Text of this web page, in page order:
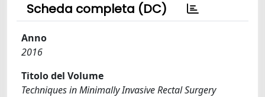
Scheda completa (DC)
Anno
2016
Titolo del Volume
Techniques in Minimally Invasive Rectal Surgery